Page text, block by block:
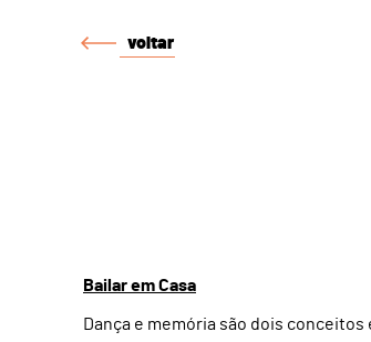
voltar
Bailar em Casa
Dança e memória são dois